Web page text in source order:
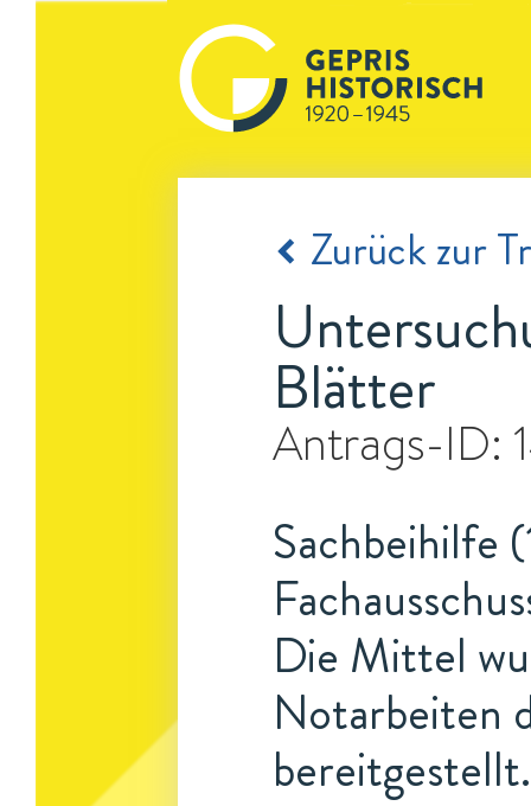
Zurück zur
Blätter
Antrags-ID:
Sachbeihilfe
Die Mittel
Notarbeiten
bereitgestellt.